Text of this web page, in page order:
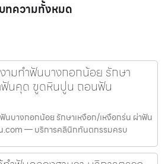
ทความทั้งหมด
ามทำฟันบางกอกน้อย รักษา
ฟันคุด ขูดหินปูน ถอนฟัน
นบางกอกน้อย รักษาเหงือก/เหงือกร่น ผ่าฟัน
— บริการคลินิกทันตกรรมครบ